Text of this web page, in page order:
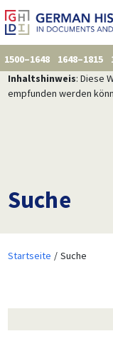
1500–1648 1648–1815
Inhaltshinweis: Diese
empfunden werden
Suche
Startseite Suche